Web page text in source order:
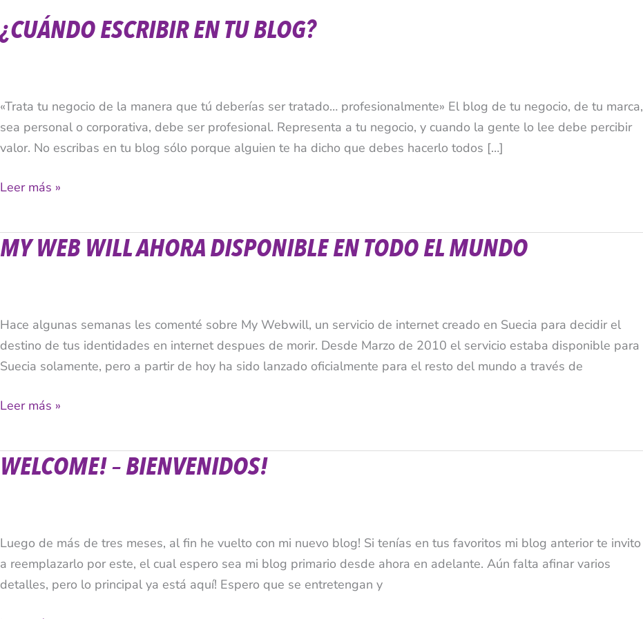
¿CUÁNDO ESCRIBIR EN TU BLOG?
«Trata tu negocio de la manera que tú deberías ser tratado… profesionalmente» El blog de tu negocio, de tu marca,
sea personal o corporativa, debe ser profesional. Representa a tu negocio, y cuando la gente lo lee debe percibir
valor. No escribas en tu blog sólo porque alguien te ha dicho que debes hacerlo todos […]
Leer más »
MY WEB WILL AHORA DISPONIBLE EN TODO EL MUNDO
Hace algunas semanas les comenté sobre My Webwill, un servicio de internet creado en Suecia para decidir el
destino de tus identidades en internet despues de morir. Desde Marzo de 2010 el servicio estaba disponible para
Suecia solamente, pero a partir de hoy ha sido lanzado oficialmente para el resto del mundo a través de
My
Disponible
en
Todo
Mundo
Leer más »
WELCOME! – BIENVENIDOS!
Luego de más de tres meses, al fin he vuelto con mi nuevo blog! Si tenías en tus favoritos mi blog anterior te invito
a reemplazarlo por este, el cual espero sea mi blog primario desde ahora en adelante. Aún falta afinar varios
detalles, pero lo principal ya está aquí! Espero que se entretengan y
Welcome!